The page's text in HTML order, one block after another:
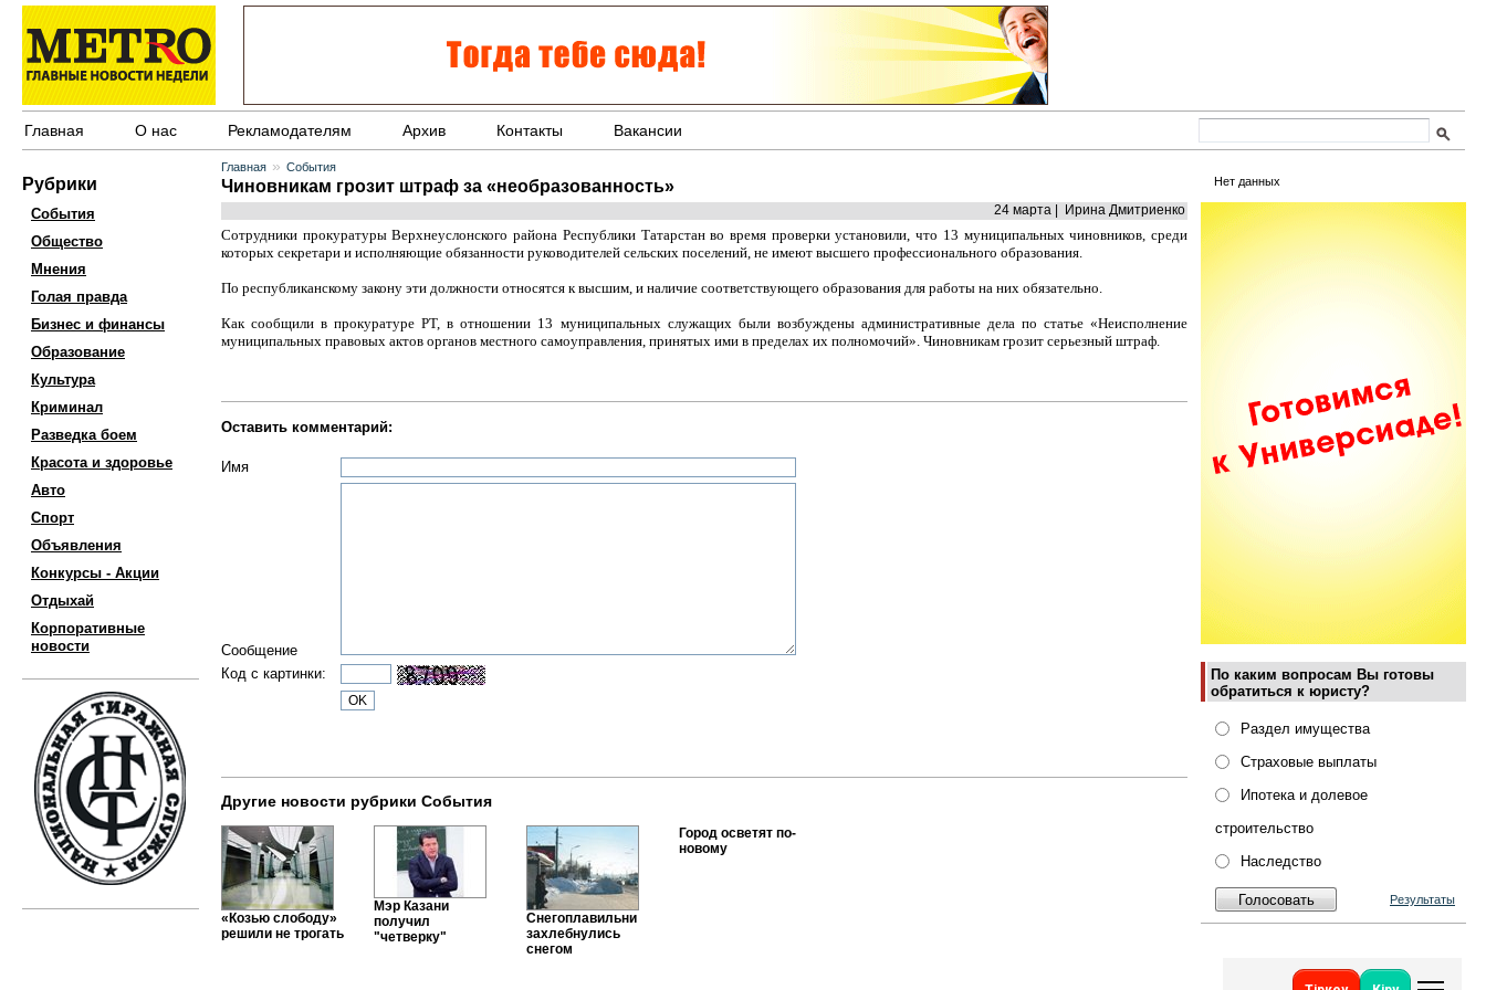
Главная О нас Рекламодателям Архив Контакты Вакансии
Рубрики
События
Общество
Мнения
Голая правда
Бизнес и финансы
Образование
Культура
Криминал
Разведка боем
Красота и здоровье
Авто
Спорт
Объявления
Конкурсы - Акции
Отдыхай
Корпоративные
новости
Нет данных
По каким вопросам Вы готовы
обратиться к юристу?
Раздел имущества
Страховые выплаты
Ипотека и долевое
строительство
Наследство
Результаты
Главная » События
Чиновникам грозит штраф за «необразованность»
24 марта | Ирина Дмитриенко
Сотрудники прокуратуры Верхнеуслонского района Республики Татарстан во время проверки установили, что 13 муниципальных чиновников, среди
которых секретари и исполняющие обязанности руководителей сельских поселений, не имеют высшего профессионального образования.
По республиканскому закону эти должности относятся к высшим, и наличие соответствующего образования для работы на них обязательно.
Как сообщили в прокуратуре РТ, в отношении 13 муниципальных служащих были возбуждены административные дела по статье «Неисполнение
муниципальных правовых актов органов местного самоуправления, принятых ими в пределах их полномочий». Чиновникам грозит серьезный штраф.
Оставить комментарий:
Имя
Сообщение
Код с картинки:
Другие новости рубрики События
«Козью слободу»
решили не трогать
Мэр Казани
получил
"четверку"
Снегоплавильни
захлебнулись
снегом
Город осветят по-
новому